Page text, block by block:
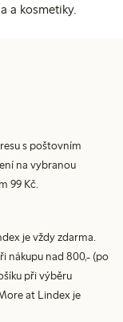
a kosmetiky.
s poštovním
na vybranou
99 Kč.
je vždy zdarma.
nákupu nad 800,- (po
při výběru
at Lindex je